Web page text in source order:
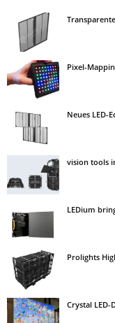
Pixel-
Neues LED-
vision tools
LEDium
Prolights
Crystal LED-